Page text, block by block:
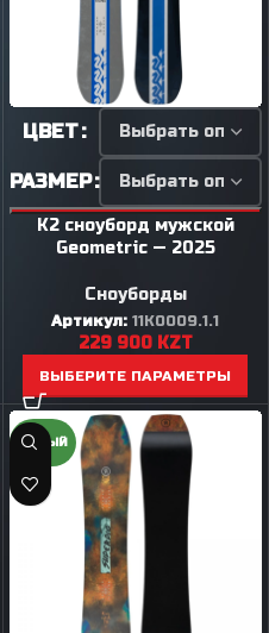
ЦВЕТ
РАЗМЕР
K2 сноуборд мужской
Geometric — 2025
Сноуборды
Артикул:11K0009.1.1
229 900 KZT
ВЫБЕРИТЕ ПАРАМЕТРЫ
НОВЫЙ